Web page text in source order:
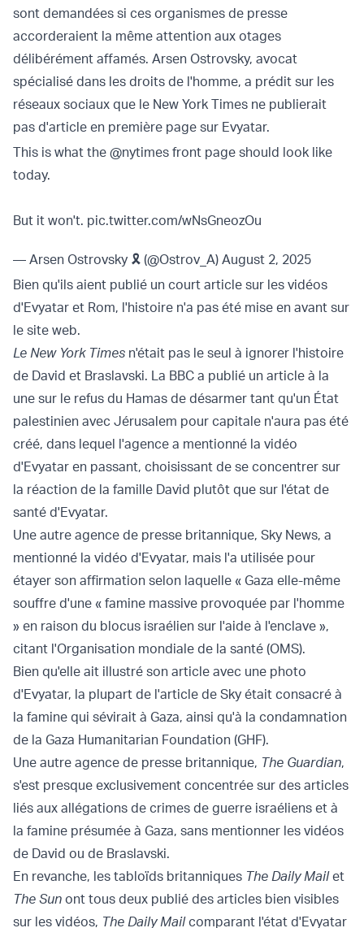
sont demandées si ces organismes de presse
accorderaient la même attention aux otages
délibérément affamés. Arsen Ostrovsky, avocat
spécialisé dans les droits de l'homme, a prédit sur les
réseaux sociaux que le New York Times ne publierait
pas d'article en première page sur Evyatar.
This is what the @nytimes front page should look like
today.
But it won't. pic.twitter.com/wNsGneozOu
— Arsen Ostrovsky 🎗️ (@Ostrov_A) August 2, 2025
Bien qu'ils aient publié un court article sur les vidéos
d'Evyatar et Rom, l'histoire n'a pas été mise en avant sur
le site web.
Le New York Times n'était pas le seul à ignorer l'histoire
de David et Braslavski. La BBC a publié un article à la
une sur le refus du Hamas de désarmer tant qu'un État
palestinien avec Jérusalem pour capitale n'aura pas été
créé, dans lequel l'agence a mentionné la vidéo
d'Evyatar en passant, choisissant de se concentrer sur
la réaction de la famille David plutôt que sur l'état de
santé d'Evyatar.
Une autre agence de presse britannique, Sky News, a
mentionné la vidéo d'Evyatar, mais l'a utilisée pour
étayer son affirmation selon laquelle « Gaza elle-même
souffre d'une « famine massive provoquée par l'homme
» en raison du blocus israélien sur l'aide à l'enclave »,
citant l'Organisation mondiale de la santé (OMS).
Bien qu'elle ait illustré son article avec une photo
d'Evyatar, la plupart de l'article de Sky était consacré à
la famine qui sévirait à Gaza, ainsi qu'à la condamnation
de la Gaza Humanitarian Foundation (GHF).
Une autre agence de presse britannique, The Guardian,
s'est presque exclusivement concentrée sur des articles
liés aux allégations de crimes de guerre israéliens et à
la famine présumée à Gaza, sans mentionner les vidéos
de David ou de Braslavski.
En revanche, les tabloïds britanniques The Daily Mailet
The Sun ont tous deux publié des articles bien visibles
sur les vidéos, The Daily Mailcomparant l'état d'Evyatar